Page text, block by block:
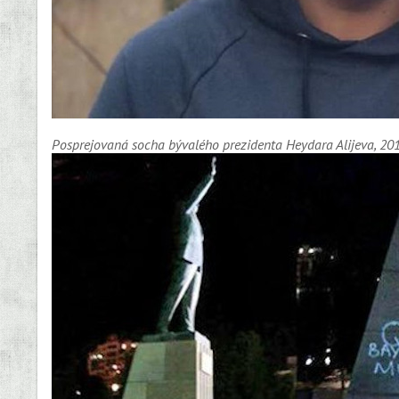
Posprejovaná socha bývalého prezidenta Heydara Alijeva,